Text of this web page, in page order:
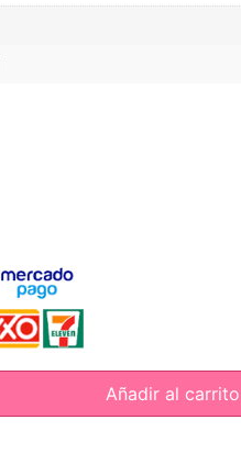
Añadir al carrito